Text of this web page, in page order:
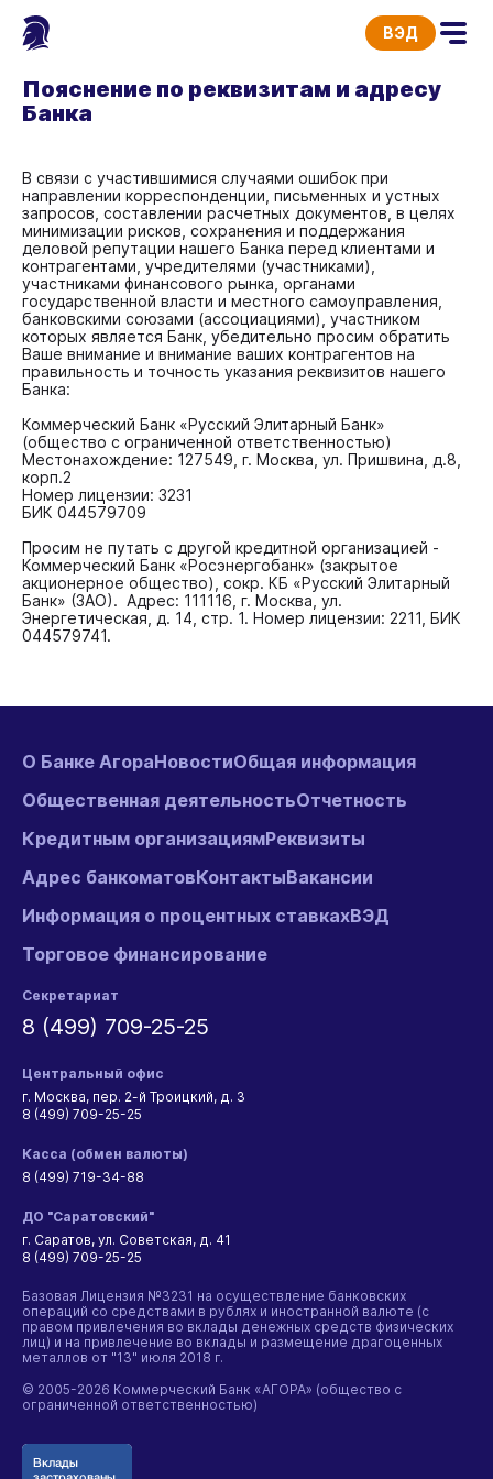
ВЭД
Пояснение по реквизитам и адресу
Банка
В связи с участившимися случаями ошибок при
направлении корреспонденции, письменных и устных
запросов, составлении расчетных документов, в целях
минимизации рисков, сохранения и поддержания
деловой репутации нашего Банка перед клиентами и
контрагентами, учредителями (участниками),
участниками финансового рынка, органами
государственной власти и местного самоуправления,
банковскими союзами (ассоциациями), участником
которых является Банк, убедительно просим обратить
Ваше внимание и внимание ваших контрагентов на
правильность и точность указания реквизитов нашего
Банка:
Коммерческий Банк «Русский Элитарный Банк»
(общество с ограниченной ответственностью)
Местонахождение: 127549, г. Москва, ул. Пришвина, д.8,
корп.2
Номер лицензии: 3231
БИК 044579709
Просим не путать с другой кредитной организацией -
Коммерческий Банк «Росэнергобанк» (закрытое
акционерное общество), сокр. КБ «Русский Элитарный
Банк» (ЗАО). Адрес: 111116, г. Москва, ул.
Энергетическая, д. 14, стр. 1. Номер лицензии: 2211, БИК
044579741.
О Банке АгораНовостиОбщая информация
Общественная деятельностьОтчетность
Кредитным организациямРеквизиты
Адрес банкоматовКонтактыВакансии
Информация о процентных ставкахВЭД
Торговое финансирование
Секретариат
8 (499) 709-25-25
Центральный офис
г. Москва, пер. 2-й Троицкий, д. 3
8 (499) 709-25-25
Касса (обмен валюты)
8 (499) 719-34-88
ДО "Саратовский"
г. Саратов, ул. Советская, д. 41
8 (499) 709-25-25
Базовая Лицензия №3231 на осуществление банковских
операций со средствами в рублях и иностранной валюте (с
правом привлечения во вклады денежных средств физических
лиц) и на привлечение во вклады и размещение драгоценных
металлов от "13" июля 2018 г.
© 2005-2026 Коммерческий Банк «АГОРА» (общество с
ограниченной ответственностью)